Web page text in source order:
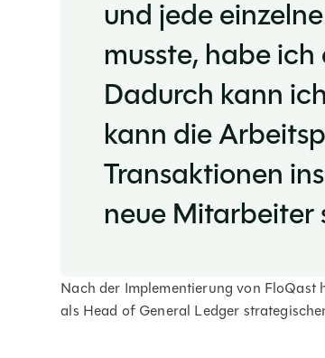
und jede
musste, habe
Dadurch kann
kann die
Transaktionen
neue Mitarbeiter
Nach der Implementierung von
als Head of General Ledger